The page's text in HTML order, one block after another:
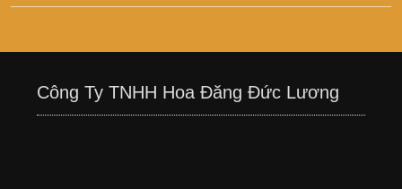
Công Ty TNHH Hoa Đăng Đức Lương